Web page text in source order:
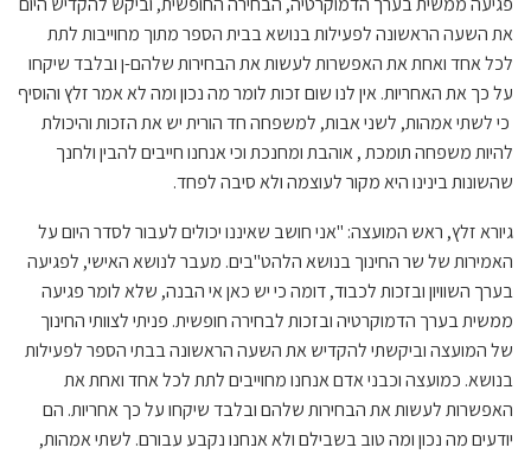
את השעה הראשונה לפעילות בנושא בבית הספר מתוך מחוייבות לתת
לכל אחד ואחת את האפשרות לעשות את הבחירות שלהם-ן ובלבד שיקחו
על כך את האחריות. אין לנו שום זכות לומר מה נכון ומה לא אמר זלץ והוסיף
כי לשתי אמהות, לשני אבות, למשפחה חד הורית יש את הזכות והיכולת
להיות משפחה תומכת , אוהבת ומחנכת וכי אנחנו חייבים להבין ולחנך
שהשונות בינינו היא מקור לעוצמה ולא סיבה לפחד.
גיורא זלץ, ראש המועצה: "אני חושב שאיננו יכולים לעבור לסדר היום על
האמירות של שר החינוך בנושא הלהט"בים. מעבר לנושא האישי, לפגיעה
בערך השוויון ובזכות לכבוד, דומה כי יש כאן אי הבנה, שלא לומר פגיעה
ממשית בערך הדמוקרטיה ובזכות לבחירה חופשית. פניתי לצוותי החינוך
של המועצה וביקשתי להקדיש את השעה הראשונה בבתי הספר לפעילות
בנושא. כמועצה וכבני אדם אנחנו מחוייבים לתת לכל אחד ואחת את
האפשרות לעשות את הבחירות שלהם ובלבד שיקחו על כך אחריות. הם
יודעים מה נכון ומה טוב בשבילם ולא אנחנו נקבע עבורם. לשתי אמהות,